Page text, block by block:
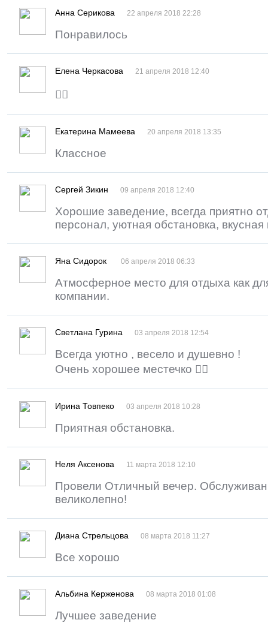
Анна Серикова 22 апреля 2018 22:28
Понравилось
Елена Черкасова 21 апреля 2018 12:40
👍🏻
Екатерина Мамеева 20 апреля 2018 13:35
Классное
Сергей Зикин 09 апреля 2018 12:40
Хорошие заведение, всегда приятно
персонал, уютная обстановка, вкусная
Яна Сидорок 06 апреля 2018 06:33
Атмосферное место для отдыха как
компании.
Светлана Гурина 03 апреля 2018 12:54
Всегда уютно , весело и душевно !
Очень хорошее местечко 👍🏻
Ирина Товпеко 03 апреля 2018 10:28
Приятная обстановка.
Неля Аксенова 11 марта 2018 12:10
Провели Отличный вечер.
великолепно!
Диана Стрельцова 08 марта 2018 11:27
Все хорошо
Альбина Керженова 08 марта 2018 01:08
Лучшее заведение